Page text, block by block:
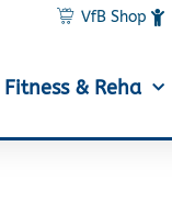
VfB Shop
Fitness & Reha